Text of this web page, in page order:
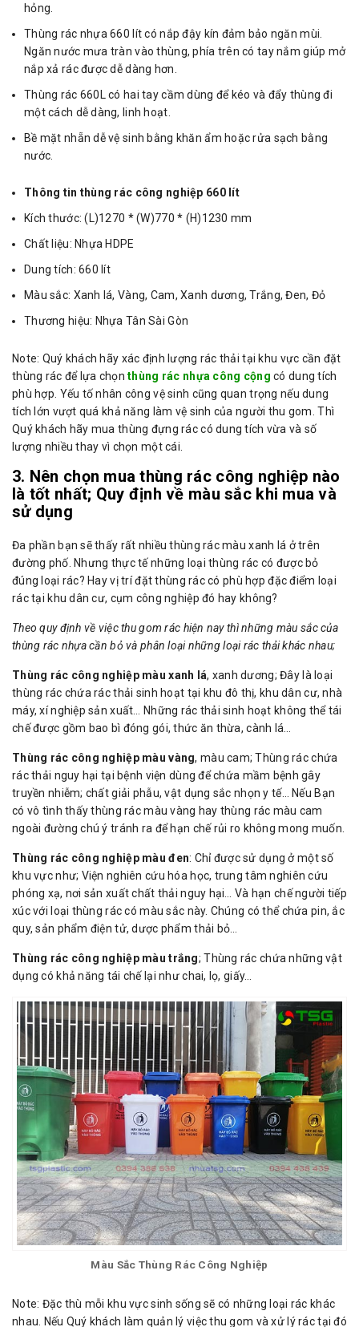
hỏng.
Thùng rác nhựa 660 lít có nắp đậy kín đảm bảo ngăn mùi.
Ngăn nước mưa tràn vào thùng, phía trên có tay nắm giúp mở
nắp xả rác được dễ dàng hơn.
Thùng rác 660L có hai tay cầm dùng để kéo và đẩy thùng đi
một cách dễ dàng, linh hoạt.
Bề mặt nhẵn dễ vệ sinh bằng khăn ẩm hoặc rửa sạch bằng
nước.
Thông tin thùng rác công nghiệp 660 lít
Kích thước: (L)1270 * (W)770 * (H)1230 mm
Chất liệu: Nhựa HDPE
Dung tích: 660 lít
Màu sắc: Xanh lá, Vàng, Cam, Xanh dương, Trắng, Đen, Đỏ
Thương hiệu: Nhựa Tân Sài Gòn
Note: Quý khách hãy xác định lượng rác thải tại khu vực cần đặt
thùng rác để lựa chọnthùng rác nhựa công cộng có dung tích
phù hợp. Yếu tố nhân công vệ sinh cũng quan trọng nếu dung
tích lớn vượt quá khả năng làm vệ sinh của người thu gom. Thì
Quý khách hãy mua thùng đựng rác có dung tích vừa và số
lượng nhiều thay vì chọn một cái.
3. Nên chọn mua thùng rác công nghiệp nào
là tốt nhất; Quy định về màu sắc khi mua và
sử dụng
Đa phần bạn sẽ thấy rất nhiều thùng rác màu xanh lá ở trên
đường phố. Nhưng thực tế những loại thùng rác có được bỏ
đúng loại rác? Hay vị trí đặt thùng rác có phù hợp đặc điểm loại
rác tại khu dân cư, cụm công nghiệp đó hay không?
Theo quy định về việc thu gom rác hiện nay thì những màu sắc của
thùng rác nhựa cần bỏ và phân loại những loại rác thải khác nhau;
Thùng rác công nghiệp màu xanh lá, xanh dương; Đây là loại
thùng rác chứa rác thải sinh hoạt tại khu đô thị, khu dân cư, nhà
máy, xí nghiệp sản xuất… Những rác thải sinh hoạt không thể tái
chế được gồm bao bì đóng gói, thức ăn thừa, cành lá…
Thùng rác công nghiệp màu vàng, màu cam; Thùng rác chứa
rác thải nguy hại tại bệnh viện dùng để chứa mầm bệnh gây
truyền nhiễm; chất giải phẫu, vật dụng sắc nhọn y tế… Nếu Bạn
có vô tình thấy thùng rác màu vàng hay thùng rác màu cam
ngoài đường chú ý tránh ra để hạn chế rủi ro không mong muốn.
Thùng rác công nghiệp màu đen: Chỉ được sử dụng ở một số
khu vực như; Viện nghiên cứu hóa học, trung tâm nghiên cứu
phóng xạ, nơi sản xuất chất thải nguy hại… Và hạn chế người tiếp
xúc với loại thùng rác có màu sắc này. Chúng có thể chứa pin, ắc
quy, sản phẩm điện tử, dược phẩm thải bỏ…
Thùng rác công nghiệp màu trắng; Thùng rác chứa những vật
dụng có khả năng tái chế lại như chai, lọ, giấy…
Màu Sắc Thùng Rác Công Nghiệp
Note: Đặc thù mỗi khu vực sinh sống sẽ có những loại rác khác
nhau. Nếu Quý khách làm quản lý việc thu gom và xử lý rác tại đó